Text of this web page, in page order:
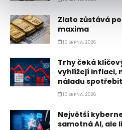
Zlato zůstává
maxima
10 SRPNA, 2026
Trhy čeká
vyhlížejí inflaci,
náladu
10 SRPNA, 2026
Největší
samotná AI, ale